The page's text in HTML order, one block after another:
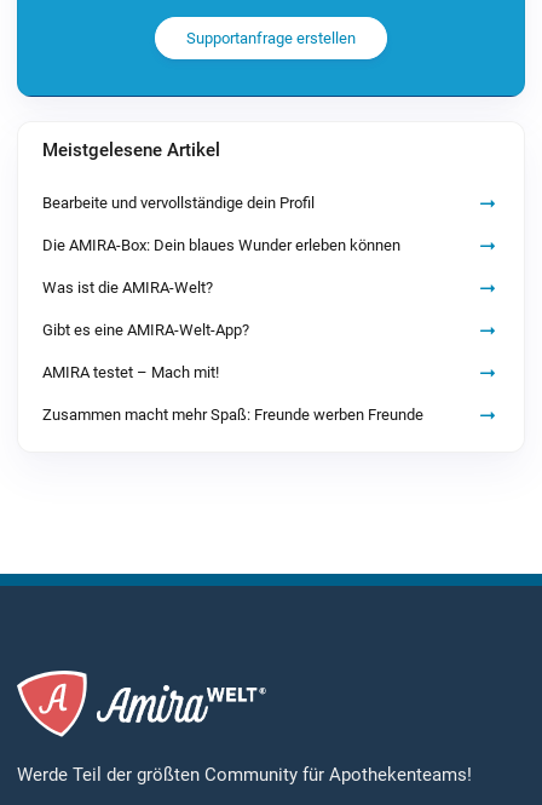
Supportanfrage erstellen
Meistgelesene Artikel
Bearbeite und vervollständige dein Profil
Die AMIRA-Box: Dein blaues Wunder erleben können
Was ist die AMIRA-Welt?
Gibt es eine AMIRA-Welt-App?
AMIRA testet – Mach mit!
Zusammen macht mehr Spaß: Freunde werben Freunde
Werde Teil der größten Community für Apothekenteams!